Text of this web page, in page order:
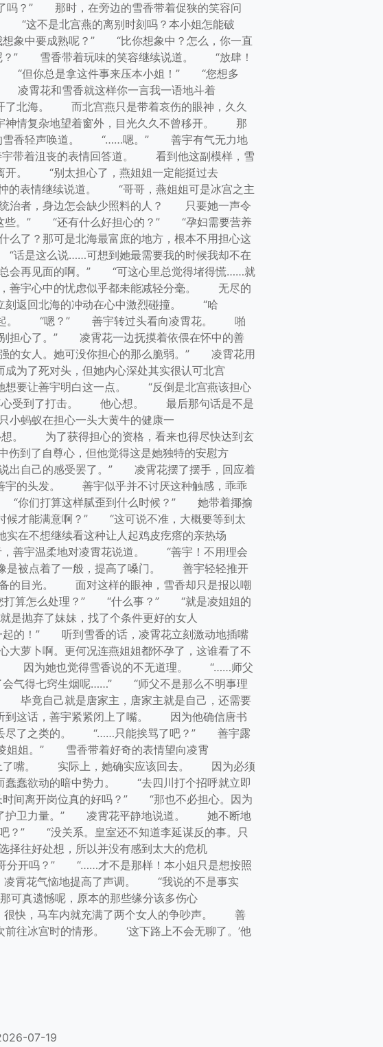
？” 那时，在旁边的雪香带着促狭的笑容问
这不是北宫燕的离别时刻吗？本小姐怎能破
象中要成熟呢？” “比你想象中？怎么，你一直
？” 雪香带着玩味的笑容继续说道。 “放肆！
“但你总是拿这件事来压本小姐！” “您想多
霄花和雪香就这样你一言我一语地斗着
北海。 而北宫燕只是带着哀伤的眼神，久久
情复杂地望着窗外，目光久久不曾移开。 那
雪香轻声唤道。 “……嗯。” 善宇有气无力地
着沮丧的表情回答道。 看到他这副模样，雪
开。 “别太担心了，燕姐姐一定能挺过去
表情继续说道。 “哥哥，燕姐姐可是冰宫之主
者，身边怎会缺少照料的人？ 只要她一声令
些。” “还有什么好担心的？” “孕妇需要营养
了？那可是北海最富庶的地方，根本不用担心这
话是这么说……可想到她最需要我的时候我却不在
会再见面的啊。” “可这心里总觉得堵得慌……就
宇心中的忧虑似乎都未能减轻分毫。 无尽的
返回北海的冲动在心中激烈碰撞。 “哈
起。 “嗯？” 善宇转过头看向凌霄花。 啪
心了。” 凌霄花一边抚摸着依偎在怀中的善
的女人。她可没你担心的那么脆弱。” 凌霄花用
了死对头，但她内心深处其实很认可北宫
让善宇明白这一点。 “反倒是北宫燕该担心
心受到了打击。 他心想。 最后那句话是不是
蚂蚁在担心一头大黄牛的健康一
为了获得担心的资格，看来也得尽快达到玄
了自尊心，但他觉得这是她独特的安慰方
自己的感受罢了。” 凌霄花摆了摆手，回应着
的头发。 善宇似乎并不讨厌这种触感，乖乖
你们打算这样腻歪到什么时候？” 她带着揶揄
才能满意啊？” “这可说不准，大概要等到太
不想继续看这种让人起鸡皮疙瘩的亲热场
宇温柔地对凌霄花说道。 “善宇！不用理会
被点着了一般，提高了嗓门。 善宇轻轻推开
目光。 面对这样的眼神，雪香却只是报以嘲
算怎么处理？” “什么事？” “就是凌姐姐的
抛弃了妹妹，找了个条件更好的女人
的！” 听到雪香的话，凌霄花立刻激动地插嘴
萝卜啊。更何况连燕姐姐都怀孕了，这谁看了不
因为她也觉得雪香说的不无道理。 “……师父
气得七窍生烟呢……” “师父不是那么不明事理
竟自己就是唐家主，唐家主就是自己，还需要
话，善宇紧紧闭上了嘴。 因为他确信唐书
尽了之类的。 “……只能挨骂了吧？” 善宇露
姐姐。” 雪香带着好奇的表情望向凌霄
嘴。 实际上，她确实应该回去。 因为必须
蠢欲动的暗中势力。 “去四川打个招呼就立即
间离开岗位真的好吗？” “那也不必担心。因为
了护卫力量。” 凌霄花平静地说道。 她不断地
” “没关系。皇室还不知道李延谋反的事。只
往好处想，所以并没有感到太大的危机
开吗？” “……才不是那样！本小姐只是想按照
霄花气恼地提高了声调。 “我说的不是事实
遗憾呢，原本的那些缘分该多伤心
，马车内就充满了两个女人的争吵声。 善
往冰宫时的情形。 ‘这下路上不会无聊了。’他
07-19